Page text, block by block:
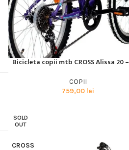
CITEȘTE MAI MULT
Bicicleta copii mtb CROSS Alissa 20
COPII
759,00 lei
SOLD
OUT
CROSS